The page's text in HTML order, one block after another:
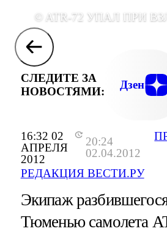
16:32 02
АПРЕЛЯ
2012
20:24
02.04.2012
РЕДАКЦИЯ ВЕСТИ.РУ
© ATR-72 УПАЛ ПРИ
СЛЕДИТЕ ЗА
НОВОСТЯМИ:
Дзен
Экипаж
Тюменью самолета